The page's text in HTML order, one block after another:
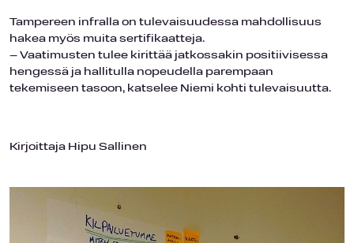
Tampereen infralla on tulevaisuudessa mahdollisuus
hakea myös muita sertifikaatteja.
– Vaatimusten tulee kirittää jatkossakin positiivisessa
hengessä ja hallitulla nopeudella parempaan
tekemiseen tasoon, katselee Niemi kohti tulevaisuutta.
Kirjoittaja Hipu Sallinen